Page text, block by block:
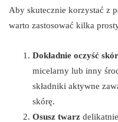
Aby skutecznie korzystać z
warto zastosować kilka
Dokładnie oczyść
micelarny lub inny
składniki aktywne
skórę.
Osusz twarz